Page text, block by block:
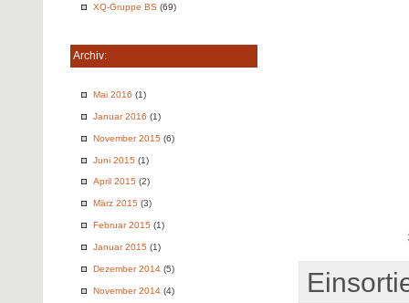
XQ-Gruppe BS (69)
Archiv:
Mai 2016 (1)
Januar 2016 (1)
November 2015 (6)
Juni 2015 (1)
April 2015 (2)
März 2015 (3)
Februar 2015 (1)
Januar 2015 (1)
Dezember 2014 (5)
November 2014 (4)